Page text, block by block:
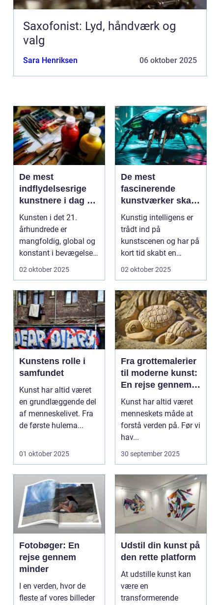
Saxofonist: Lyd, håndværk og
valg
Sara Henriksen 06 oktober 2025
De mest
indflydelsesrige
kunstnere i dag og
deres bidrag
Kunsten i det 21.
århundrede er
mangfoldig, global og
konstant i bevægelse.
Hvor fortide...
02 oktober 2025
De mest
fascinerende
kunstværker skabt
med kunstig
intelligens
Kunstig intelligens er
trådt ind på
kunstscenen og har på
kort tid skabt en
b&osla...
02 oktober 2025
Kunstens rolle i
samfundet
Kunst har altid været
en grundlæggende del
af menneskelivet. Fra
de første hulema...
01 oktober 2025
Fra grottemalerier
til moderne kunst:
En rejse gennem
billedkunstens
udvikling
Kunst har altid været
menneskets måde at
forstå verden på. Før vi
hav...
30 september 2025
Fotobøger: En
rejse gennem
minder
I en verden, hvor de
fleste af vores billeder
Udstil din kunst på
den rette platform
At udstille kunst kan
være en
transformerende